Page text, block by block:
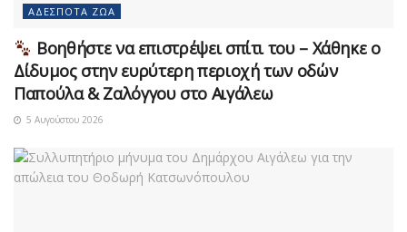
ΑΔΈΣΠΟΤΑ ΖΏΑ
Βοηθήστε να επιστρέψει σπίτι του – Χάθηκε ο
Δίδυμος στην ευρύτερη περιοχή των οδών
Παπούλα & Ζαλόγγου στο Αιγάλεω
5 Αυγούστου 2026